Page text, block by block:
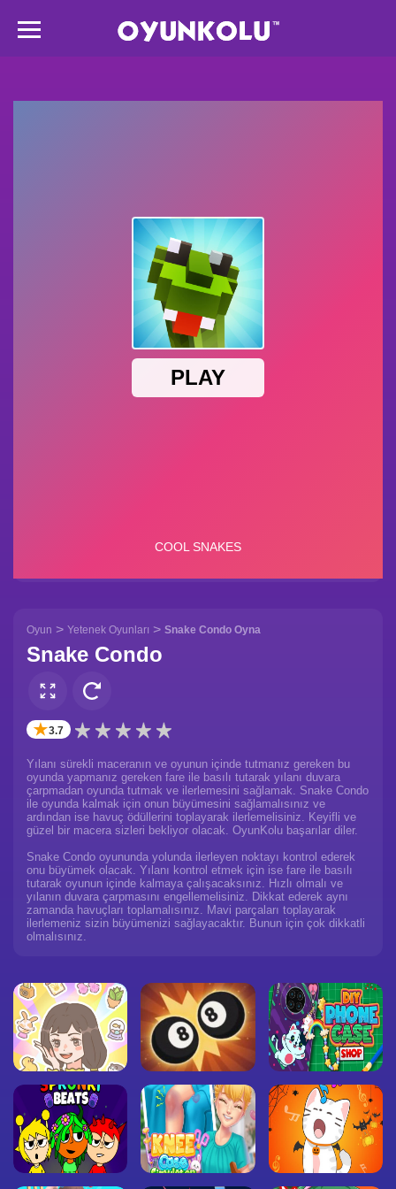
Oyun > Yetenek Oyunları > Snake Condo Oyna
Snake Condo
✭3.7
Yılanı sürekli maceranın ve oyunun içinde tutmanız gereken bu
oyunda yapmanız gereken fare ile basılı tutarak yılanı duvara
çarpmadan oyunda tutmak ve ilerlemesini sağlamak. Snake Condo
ile oyunda kalmak için onun büyümesini sağlamalısınız ve
ardından ise havuç ödüllerini toplayarak ilerlemelisiniz. Keyifli ve
güzel bir macera sizleri bekliyor olacak. OyunKolu başarılar diler.
Snake Condo oyununda yolunda ilerleyen noktayı kontrol ederek
onu büyümek olacak. Yılanı kontrol etmek için ise fare ile basılı
tutarak oyunun içinde kalmaya çalışacaksınız. Hızlı olmalı ve
yılanın duvara çarpmasını engellemelisiniz. Dikkat ederek aynı
zamanda havuçları toplamalısınız. Mavi parçaları toplayarak
ilerlemeniz sizin büyümenizi sağlayacaktır. Bunun için çok dikkatli
olmalısınız.